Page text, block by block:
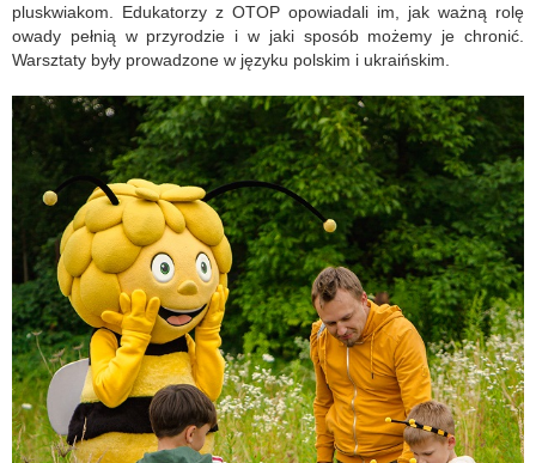
pluskwiakom. Edukatorzy z OTOP opowiadali im, jak ważną rolę
owady pełnią w przyrodzie i w jaki sposób możemy je chronić.
Warsztaty były prowadzone w języku polskim i ukraińskim.